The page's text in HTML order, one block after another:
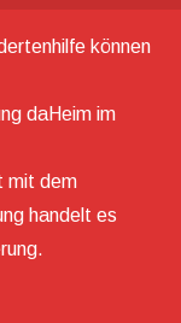
können
daHeim im
mit dem
handelt es